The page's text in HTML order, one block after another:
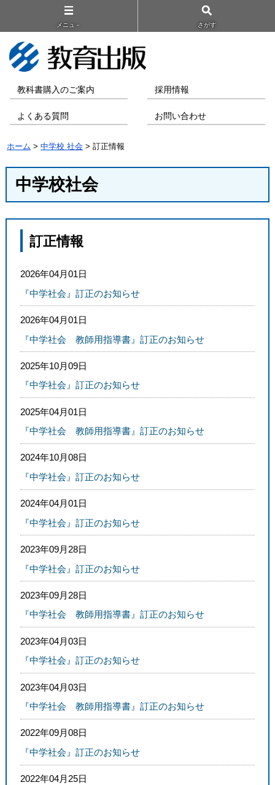
メニュ－ さがす
教科書購入のご案内 採用情報
よくある質問 お問い合わせ
ホーム >中学校 社会 > 訂正情報
中学校社会
訂正情報
2026年04月01日
『中学社会』訂正のお知らせ
2026年04月01日
『中学社会 教師用指導書』訂正のお知らせ
2025年10月09日
『中学社会』訂正のお知らせ
2025年04月01日
『中学社会 教師用指導書』訂正のお知らせ
2024年10月08日
『中学社会』訂正のお知らせ
2024年04月01日
『中学社会』訂正のお知らせ
2023年09月28日
『中学社会』訂正のお知らせ
2023年09月28日
『中学社会 教師用指導書』訂正のお知らせ
2023年04月03日
『中学社会』訂正のお知らせ
2023年04月03日
『中学社会 教師用指導書』訂正のお知らせ
2022年09月08日
『中学社会』訂正のお知らせ
2022年04月25日